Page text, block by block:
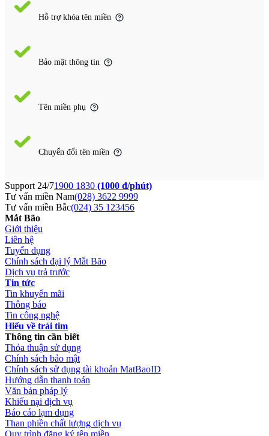
Hỗ trợ khóa tên miền
Bảo mật thông tin
Tên miền phụ
Chuyển đổi tên miền
Support 24/71900 1830 (1000 đ/phút)
Tư vấn miền Nam(028) 3622 9999
Tư vấn miền Bắc(024) 35 123456
Mắt Bão
Giới thiệu
Liên hệ
Tuyển dụng
Chính sách đại lý Mắt Bão
Dịch vụ trả trước
Tin tức
Tin khuyến mãi
Thông báo
Tin công nghệ
Hiểu về trái tim
Thông tin cần biết
Thỏa thuận sử dụng
Chính sách bảo mật
Chính sách sử dụng tài khoản MatBaoID
Hướng dẫn thanh toán
Văn bản pháp lý
Khiếu nại dịch vụ
Báo cáo lạm dụng
Than phiền chất lượng dịch vụ
Quy trình đăng ký tên miền